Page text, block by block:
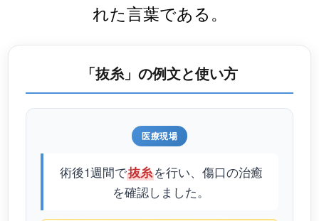
れた言葉である。
「抜糸」の例文と使い方
医療現場
術後1週間で抜糸を行い、傷口の治癒
を確認しました。